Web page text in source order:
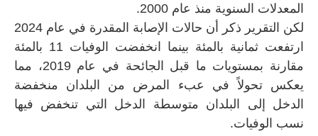
المعدلات السنوية منذ عام 2000.
لكن التقرير ذكر أن حالات الإصابة المقدرة في عام 2024
ارتفعت ثمانية بالمئة بينما انخفضت الوفيات 11 بالمئة
مقارنة بمستويات ما قبل الجائحة في عام 2019، مما
يعكس تحولاً في عبء المرض من البلدان منخفضة
الدخل إلى البلدان متوسطة الدخل التي تنخفض فيها
نسب الوفيات.